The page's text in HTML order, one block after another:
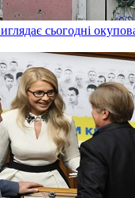
сьогодні